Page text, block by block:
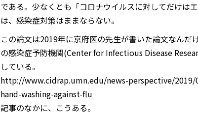
である。少なくとも「コロナウイルスに対してだけは
は、感染症対策はままならない。
この論文は2019年に京府医の先生が書いた論文なんだ
の感染症予防機関(Center for Infectious Disease
している。
http://www.cidrap.umn.edu/news-perspective/
hand-washing-against-flu
記事のなかに、こうある。